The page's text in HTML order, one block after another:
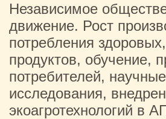
Независимое
движение. Рост
потребления
продуктов, обучение,
потребителей, научные
исследования,
экоагротехнологий в